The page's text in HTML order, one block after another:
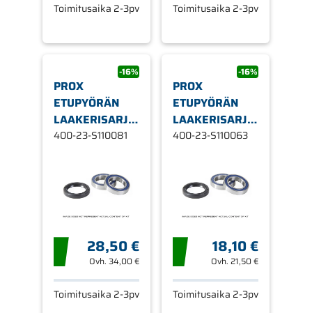
Toimitusaika 2-3pv Toimitusaika 2-3pv
-16%
PROX
ETUPYÖRÄN
LAAKERISARJA
KTM520SX '01
400-23-S110081
28,50 €
Ovh. 34,00 €
Toimitusaika 2-3pv
-16%
PROX
ETUPYÖRÄN
LAAKERISARJA
KTM85SX '03-
400-23-S110063
18,10 €
Ovh.21,50 €
Toimitusaika 2-3pv